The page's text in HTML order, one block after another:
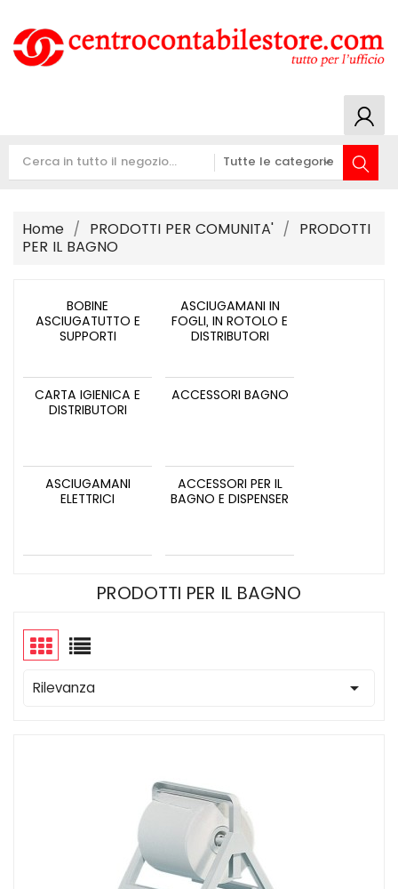
Home PRODOTTI PER COMUNITA'
PRODOTTI
PER IL BAGNO
BOBINE
ASCIUGATUTTO E
SUPPORTI
ASCIUGAMANI IN
FOGLI, IN ROTOLO E
DISTRIBUTORI
CARTA IGIENICA E
DISTRIBUTORI
ACCESSORI BAGNO
ASCIUGAMANI
ELETTRICI
ACCESSORI PER IL
BAGNO E DISPENSER
PRODOTTI PER IL BAGNO
Rilevanza 